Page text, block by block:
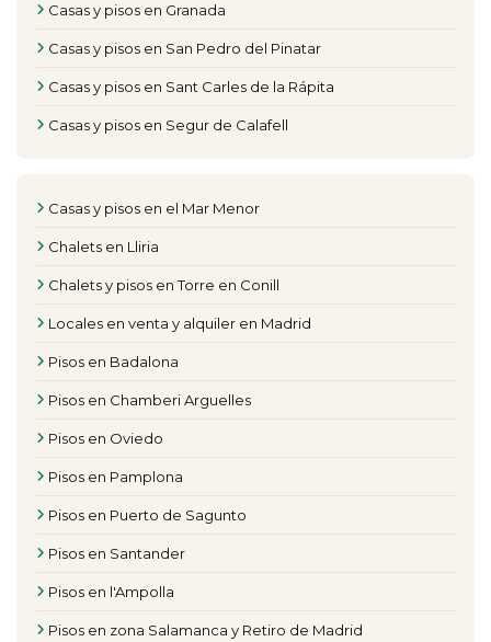
Casas y pisos en Granada
Casas y pisos en San Pedro del Pinatar
Casas y pisos en Sant Carles de la Rápita
Casas y pisos en Segur de Calafell
Casas y pisos en el Mar Menor
Chalets en Lliria
Chalets y pisos en Torre en Conill
Locales en venta y alquiler en Madrid
Pisos en Badalona
Pisos en Chamberi Arguelles
Pisos en Oviedo
Pisos en Pamplona
Pisos en Puerto de Sagunto
Pisos en Santander
Pisos en l'Ampolla
Pisos en zona Salamanca y Retiro de Madrid